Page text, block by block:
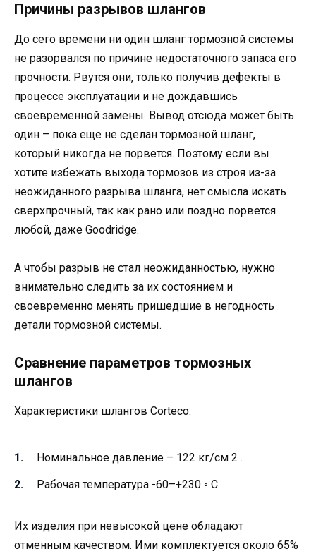
Причины разрывов шлангов
До сего времени ни один шланг тормозной системы
не разорвался по причине недостаточного запаса его
прочности. Рвутся они, только получив дефекты в
процессе эксплуатации и не дождавшись
своевременной замены. Вывод отсюда может быть
один – пока еще не сделан тормозной шланг,
который никогда не порвется. Поэтому если вы
хотите избежать выхода тормозов из строя из-за
неожиданного разрыва шланга, нет смысла искать
сверхпрочный, так как рано или поздно порвется
любой, даже Goodridge.
А чтобы разрыв не стал неожиданностью, нужно
внимательно следить за их состоянием и
своевременно менять пришедшие в негодность
детали тормозной системы.
Сравнение параметров тормозных
шлангов
Характеристики шлангов Сorteco:
Номинальное давление – 122 кг/см 2 .
Рабочая температура -60–+230 ◦ С.
Их изделия при невысокой цене обладают
отменным качеством. Ими комплектуется около 65%